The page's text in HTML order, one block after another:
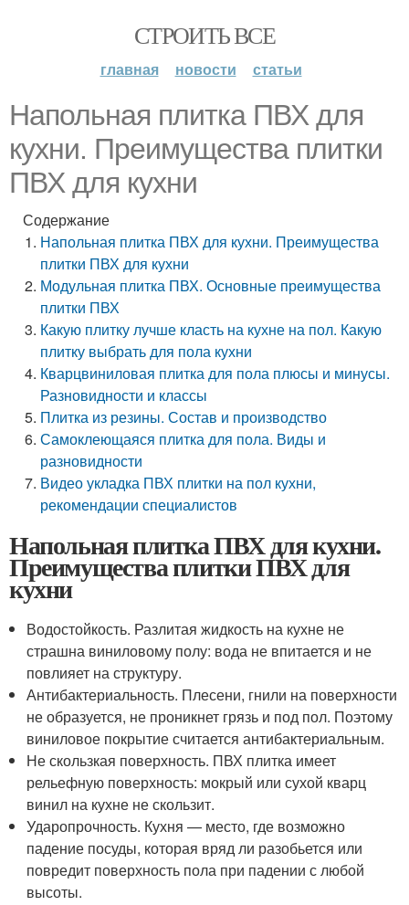
СТРОИТЬ ВСЕ
главная новости статьи
Напольная плитка ПВХ для
кухни. Преимущества плитки
ПВХ для кухни
Содержание
Напольная плитка ПВХ для кухни. Преимущества
плитки ПВХ для кухни
Модульная плитка ПВХ. Основные преимущества
плитки ПВХ
Какую плитку лучше класть на кухне на пол. Какую
плитку выбрать для пола кухни
Кварцвиниловая плитка для пола плюсы и минусы.
Разновидности и классы
Плитка из резины. Состав и производство
Самоклеющаяся плитка для пола. Виды и
разновидности
Видео укладка ПВХ плитки на пол кухни,
рекомендации специалистов
Напольная плитка ПВХ для кухни.
Преимущества плитки ПВХ для
кухни
Водостойкость. Разлитая жидкость на кухне не
страшна виниловому полу: вода не впитается и не
повлияет на структуру.
Антибактериальность. Плесени, гнили на поверхности
не образуется, не проникнет грязь и под пол. Поэтому
виниловое покрытие считается антибактериальным.
Не скользкая поверхность. ПВХ плитка имеет
рельефную поверхность: мокрый или сухой кварц
винил на кухне не скользит.
Ударопрочность. Кухня — место, где возможно
падение посуды, которая вряд ли разобьется или
повредит поверхность пола при падении с любой
высоты.